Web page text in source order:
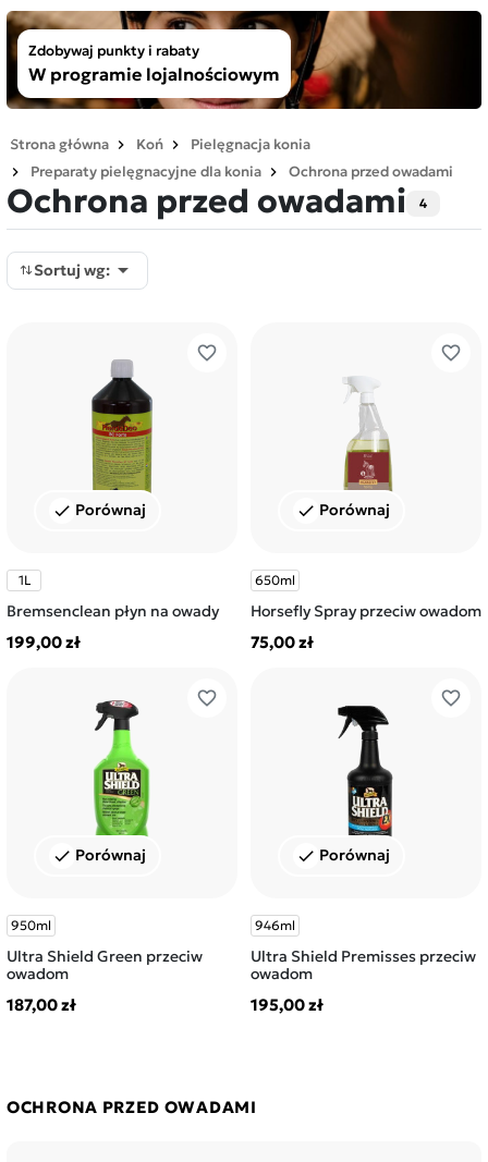
Zdobywaj punkty i rabaty
W programie lojalnościowym
Strona główna Koń
Pielęgnacja konia
Preparaty pielęgnacyjne dla konia
Ochrona przed owadami
Ochrona przed owadami 4
Sortuj wg: 
favorite_border
check Porównaj
1L
Bremsenclean płyn na owady
199,00 zł
favorite_border
check Porównaj
650ml
Horsefly Spray przeciw owadom
75,00 zł
favorite_border
check Porównaj
950ml
Ultra Shield Green przeciw
owadom
187,00 zł
favorite_border
check Porównaj
946ml
Ultra Shield Premisses przeciw
owadom
195,00 zł
OCHRONA PRZED OWADAMI